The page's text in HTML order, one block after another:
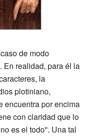
de modo
. En realidad, para él la
la
plotiniano,
encuentra por encima
con claridad que lo
es el todo". Una tal